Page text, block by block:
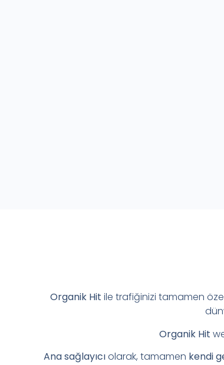
Organik Hit ile trafiğinizi tamamen
Organik Hit
Ana sağlayıcıolarak, tamamen kendi